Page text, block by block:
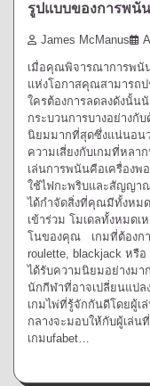
รูปแบบของการพนั
James McManus
เมื่อคุณพิจารณาการพนั
แห่งโอกาสคุณสามารถ
ใครต้องการลดลงดังนั้
กระบวนการบางอย่างกั
นิยมมากที่สุดซึ่งแน่นอนว่
ความเสี่ยงกับเกมที่หลา
เล่นการพนันคือเครื่องพ
ใช้ไฟกะพริบและสัญญา
ได้กำจัดสิ่งที่คุณมีทั้งหมด
เข้าร่วม โมเดลทั้งหมด
โนของคุณ เกมที่ต้องกา
roulette, blackjack หรื
ได้รับความนิยมอย่างมา
นักกีฬาที่อาจเปลี่ยนแปล
เกมไพ่ที่รู้จักกันดีโดยผู้เล่
กลางจะมอบให้กับผู้เล่น
เกมufabet…